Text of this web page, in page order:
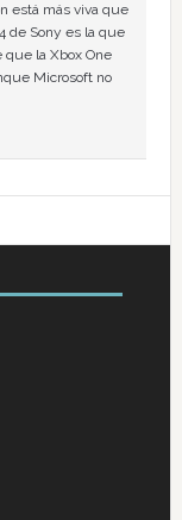
está más viva que
de Sony es la que
que la Xbox One
Microsoft no